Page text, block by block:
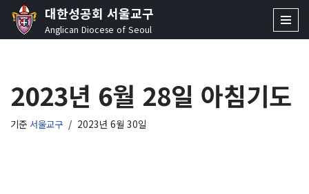
콘
로
건
너
대한성공회 서울교구
Anglican Diocese of Seoul
2023년 6월 28일 아침기도
기준 서울교구 2023년 6월 30일